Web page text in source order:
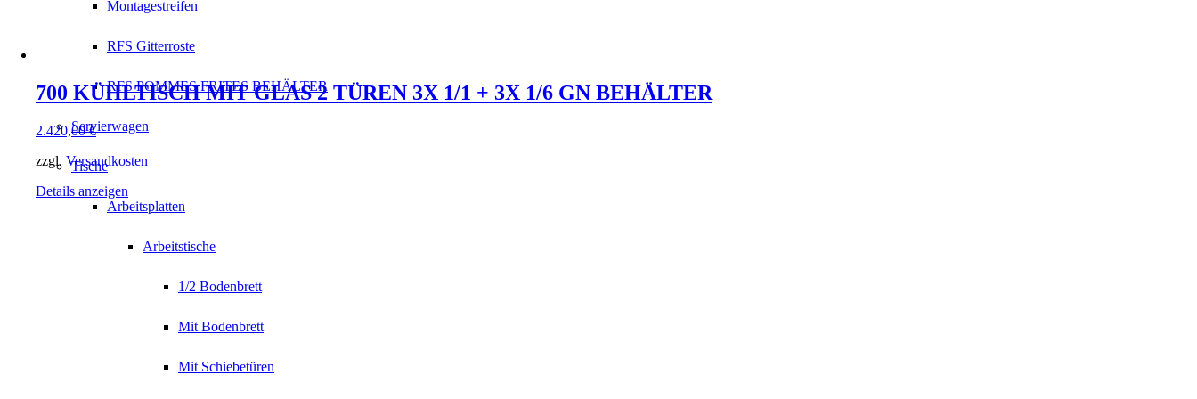
Montagestreifen
RFS Gitterroste
RFS POMMES FRITES BEHÄLTER
Servierwagen
Tische
Arbeitsplatten
Arbeitstische
1/2 Bodenbrett
Mit Bodenbrett
Mit Schiebetüren
700 KÜHLTISCH MIT GLAS 2 TÜREN 3X 1/1 + 3X 1/6 GN BEHÄLTER
2.420,00€
zzgl. Versandkosten
Details anzeigen